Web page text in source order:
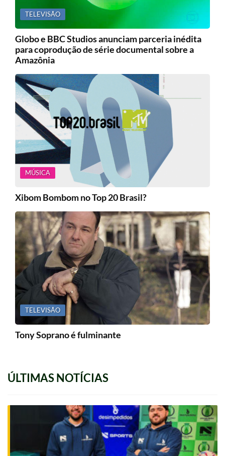
TELEVISÃO
Globo e BBC Studios anunciam parceria inédita
para coprodução de série documental sobre a
Amazônia
MÚSICA
Xibom Bombom no Top 20 Brasil?
TELEVISÃO
Tony Soprano é fulminante
ÚLTIMAS NOTÍCIAS